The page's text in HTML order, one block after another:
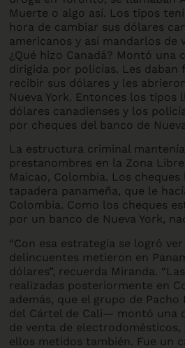
Muerte o algo así. Los tipos
hora de cambiar sus dólares
americanos y así mandarlos de
¿Qué hizo Canadá? Montó una
dirigida por policías. Les daban
recibir sus dólares y les
Nueva York. Entonces los tipos
dólares canadienses y los
por cheques del banco de
La estructura criminal
prestanombres en la Zona
Maicao, Colombia. Los cheques
tapadera panameña, que le
Colombia. Como los cheques
por un banco de Nueva York,
“Con esa estrategia se logró
delincuentes metieron en
dólares”, recuerda Miranda.
realizadas posteriormente en
además, que el grupo de
del Cártel de Cali— montó una
de venta de electrodomésticos,
ellos metidos también. Fue un